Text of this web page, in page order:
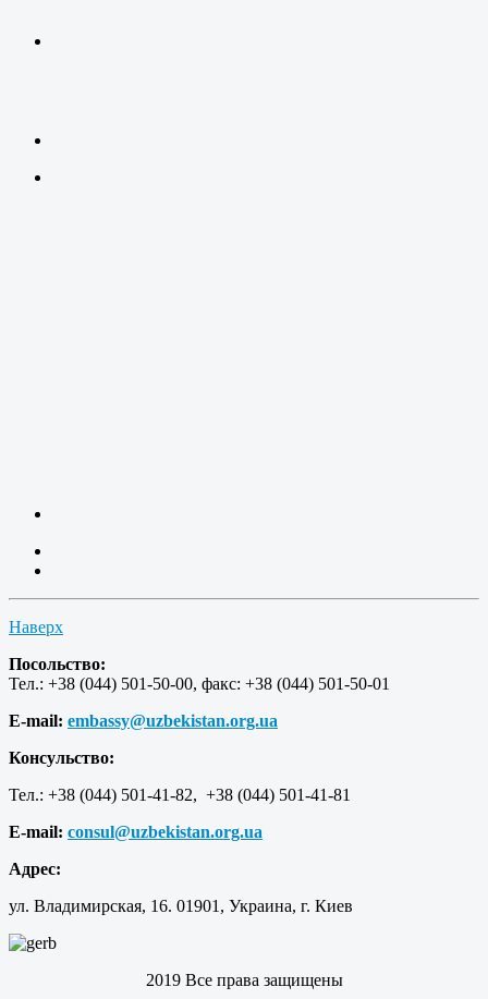
Наверх
Посольство:
Тел.: +38 (044) 501-50-00, факс: +38 (044) 501-50-01
E-mail: embassy@uzbekistan.org.ua
Консульство:
Тел.: +38 (044) 501-41-82, +38 (044) 501-41-81
E-mail: consul@uzbekistan.org.ua
Адрес:
ул. Владимирская, 16. 01901, Украина, г. Киев
2019 Все права защищены